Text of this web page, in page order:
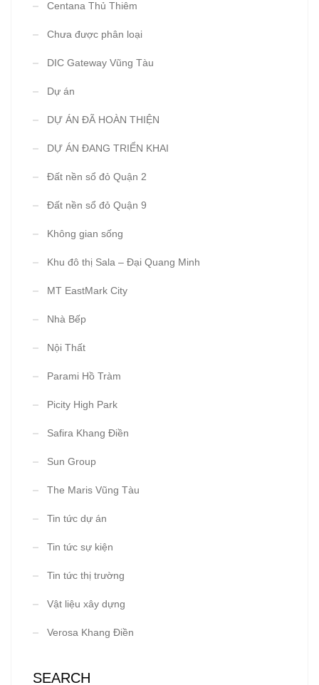
Centana Thủ Thiêm
Chưa được phân loại
DIC Gateway Vũng Tàu
Dự án
DỰ ÁN ĐÃ HOÀN THIỆN
DỰ ÁN ĐANG TRIỂN KHAI
Đất nền sổ đỏ Quận 2
Đất nền sổ đỏ Quận 9
Không gian sống
Khu đô thị Sala – Đại Quang Minh
MT EastMark City
Nhà Bếp
Nội Thất
Parami Hồ Tràm
Picity High Park
Safira Khang Điền
Sun Group
The Maris Vũng Tàu
Tin tức dự án
Tin tức sự kiện
Tin tức thị trường
Vật liệu xây dựng
Verosa Khang Điền
SEARCH